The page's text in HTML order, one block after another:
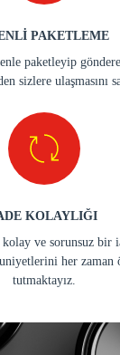
PAKETLEME
paketleyip
sizlere ulaşmasını
KOLAYLIĞI
ve sorunsuz bir
her zaman
tutmaktayız.